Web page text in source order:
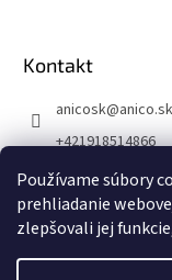
Používame súbory
prehliadanie
zlepšovali jej
Kontakt
anicosk@anico.sk
+421918514866
ANICO Slovakia
anico_slovakia